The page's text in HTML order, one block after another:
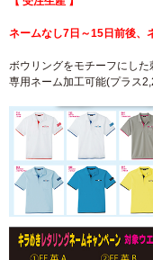
ネームなし7日～15日前後、
ボウリングをモチーフにし
専用ネーム加工可能(プラス